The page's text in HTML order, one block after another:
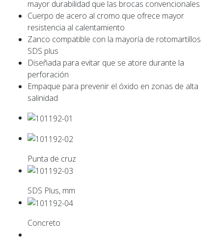
mayor durabilidad que las brocas convencionales
Cuerpo de acero al cromo que ofrece mayor
resistencia al calentamiento
Zanco compatible con la mayoría de rotomartillos
SDS plus
Diseñada para evitar que se atore durante la
perforación
Empaque para prevenir el óxido en zonas de alta
salinidad
Punta de cruz
SDS Plus, mm
Concreto